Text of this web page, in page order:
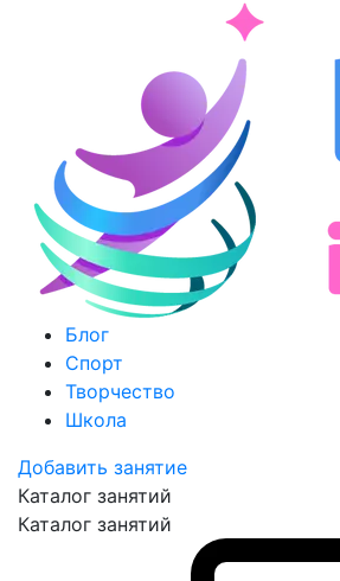
Блог
Спорт
Творчество
Школа
Добавить занятие
Каталог занятий
Каталог занятий